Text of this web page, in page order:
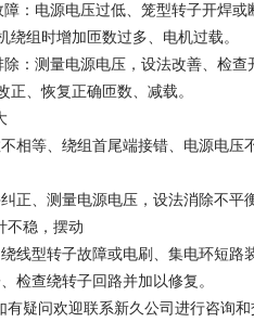
电源电压过低、笼型转子开焊或
绕组时增加匝数过多、电机过载。
测量电源电压，设法改善、检查
正、恢复正确匝数、减载。
等、绕组首尾端接错、电源电压
、测量电源电压，设法消除不平衡
不稳，摆动
线型转子故障或电刷、集电环短
查绕转子回路并加以修复。
疑问欢迎联系新久公司进行咨询和